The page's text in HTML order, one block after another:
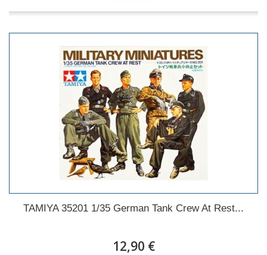
TAMIYA 35201 1/35 German Tank Crew At Rest...
12,90 €